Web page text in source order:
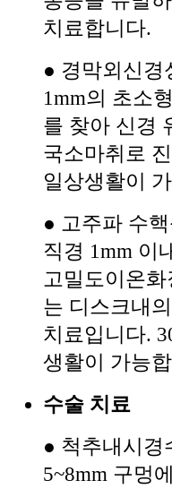
치료합니다.
● 경막외신경
1mm의 초소
를 찾아 신경
국소마취로
일상생활이
● 고주파 수
직경 1mm 이
고밀도이온
는 디스크내
치료입니다.
생활이 가능
수술 치료
● 척추내시경
5~8mm 구멍